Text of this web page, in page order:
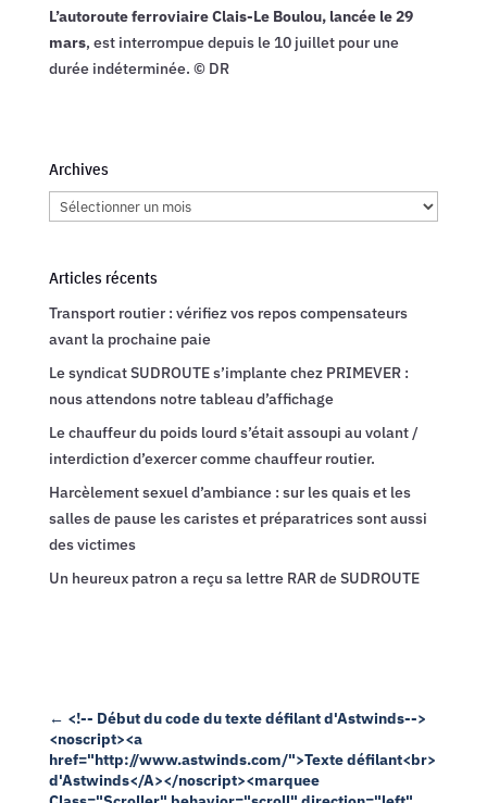
L’autoroute ferroviaire Clais-Le Boulou, lancée le 29
mars, est interrompue depuis le 10 juillet pour une
durée indéterminée. © DR
Archives
Archives
Articles récents
Transport routier : vérifiez vos repos compensateurs
avant la prochaine paie
Le syndicat SUDROUTE s’implante chez PRIMEVER :
nous attendons notre tableau d’affichage
Le chauffeur du poids lourd s’était assoupi au volant /
interdiction d’exercer comme chauffeur routier.
Harcèlement sexuel d’ambiance : sur les quais et les
salles de pause les caristes et préparatrices sont aussi
des victimes
Un heureux patron a reçu sa lettre RAR de SUDROUTE
← <!-- Début du code du texte défilant d'Astwinds-->
<noscript><a
href="http://www.astwinds.com/">Texte défilant<br>
d'Astwinds</A></noscript><marquee